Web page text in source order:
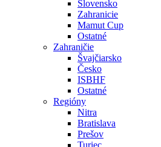
Slovensko
Zahranicie
Mamut Cup
Ostatné
Zahraničie
Švajčiarsko
Česko
ISBHF
Ostatné
Regióny
Nitra
Bratislava
Prešov
Turiec